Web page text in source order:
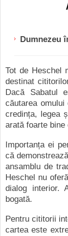
Dumnezeu
Tot de Heschel
destinat
Dacă Sabatul
căutarea
credința, legea
arată foarte
Importanța ei
că
ansamblu de
Heschel nu
dialog interior.
bogată.
Pentru cititorii
cartea este